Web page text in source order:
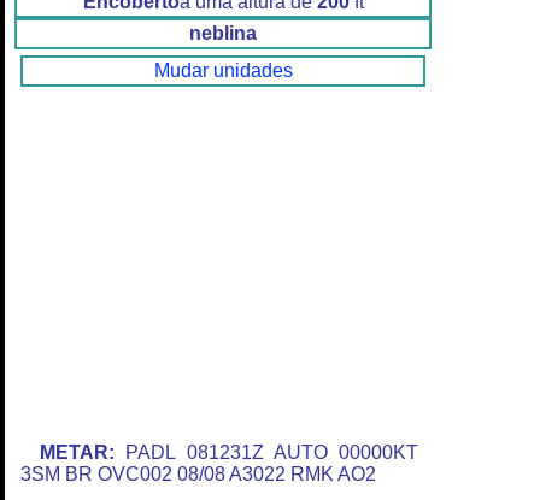
neblina
Mudar unidades
METAR: PADL 081231Z AUTO 00000KT
3SM BR OVC002 08/08 A3022 RMK AO2